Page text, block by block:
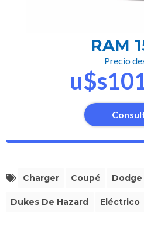
RAM
Precio
Charger Coupé Dodge
Dukes De Hazard Eléctrico